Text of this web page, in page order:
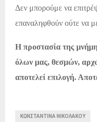
Δεν μπορούμε να
επαναληφθούν ούτε να
Η προστασία της
όλων μας, θεσμών,
αποτελεί επιλογή.
ΚΩΝΣΤΑΝΤΊΝΑ ΝΙΚΟΛΆΚΟΥ